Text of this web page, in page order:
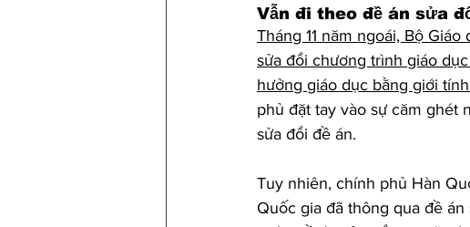
Vẫn đi theo đề án sửa
Tháng 11 năm ngoái, Bộ
sửa đổi chương trình giáo
hưởng giáo dục bằng giới
phủ đặt tay vào sự căm ghét
sửa đổi đề án.
Tuy nhiên, chính phủ Hàn
Quốc gia đã thông qua đề